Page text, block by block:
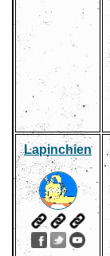
Lapinchien